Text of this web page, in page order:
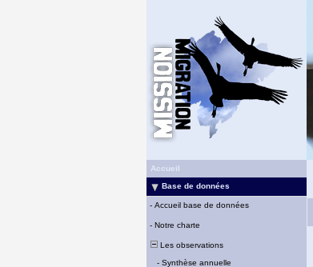
Accueil
Base de données
- Accueil base de données
- Notre charte
Les observations
- Synthèse annuelle